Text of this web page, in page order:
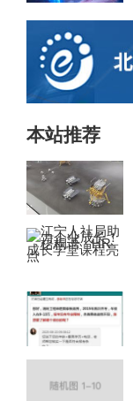
本站推荐